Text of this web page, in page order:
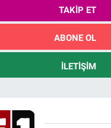
TAKIP ET
ABONE OL
İLETIŞIM